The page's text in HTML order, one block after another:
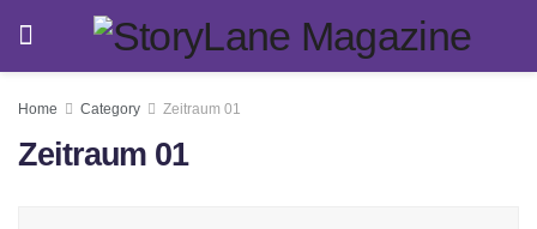
Home Category Zeitraum 01
Zeitraum 01